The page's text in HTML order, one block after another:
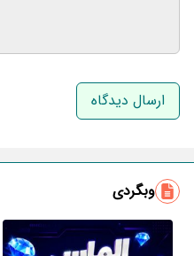
نام و نام خانوادگی
وبگردی